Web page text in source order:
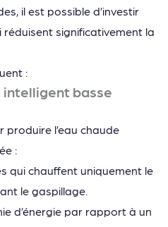
il est possible d’investir
significativement la
:
intelligent basse
produire l’eau chaude
:
qui chauffent uniquement le
le gaspillage.
d’énergie par rapport à un